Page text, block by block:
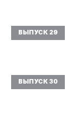
ВЫПУСК 29
ВЫПУСК 30